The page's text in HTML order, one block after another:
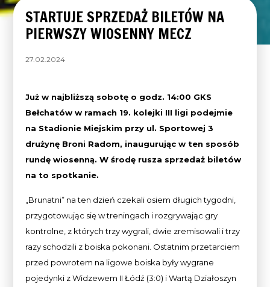
STARTUJE SPRZEDAŻ BILETÓW NA
PIERWSZY WIOSENNY MECZ
27.02.2024
Już w najbliższą sobotę o godz. 14:00 GKS
Bełchatów w ramach 19. kolejki III ligi podejmie
na Stadionie Miejskim przy ul. Sportowej 3
drużynę Broni Radom, inaugurując w ten sposób
rundę wiosenną. W środę rusza sprzedaż biletów
na to spotkanie.
„Brunatni” na ten dzień czekali osiem długich tygodni,
przygotowując się w treningach i rozgrywając gry
kontrolne, z których trzy wygrali, dwie zremisowali i trzy
razy schodzili z boiska pokonani. Ostatnim przetarciem
przed powrotem na ligowe boiska były wygrane
pojedynki z Widzewem II Łódź (3:0) i Wartą Działoszyn